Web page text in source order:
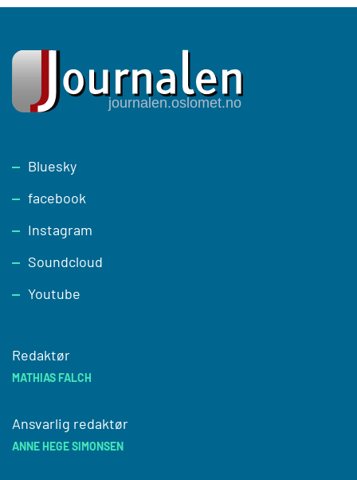
Footer
Bluesky
facebook
Instagram
Soundcloud
Youtube
Redaktør
MATHIAS FALCH
Ansvarlig redaktør
ANNE HEGE SIMONSEN